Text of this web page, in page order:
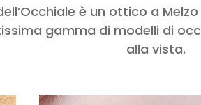
è un ottico a
gamma di modelli di
alla vista.